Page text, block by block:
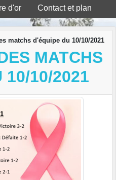
d'or Contact et plan
matchs d'équipe du 10/10/2021
MATCHS
10/10/2021